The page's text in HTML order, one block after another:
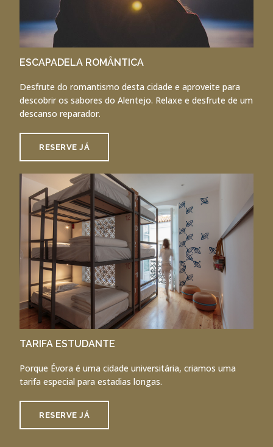
ESCAPADELA ROMÂNTICA
Desfrute do romantismo desta cidade e aproveite para
descobrir os sabores do Alentejo. Relaxe e desfrute de um
descanso reparador.
RESERVE JÁ
TARIFA ESTUDANTE
Porque Évora é uma cidade universitária, criamos uma
tarifa especial para estadias longas.
RESERVE JÁ